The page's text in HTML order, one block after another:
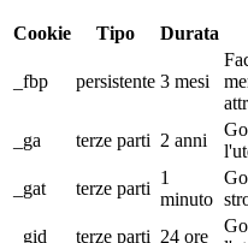
Cookie Tipo Durata
_fbp persistente 3 mesi
_ga
terze parti 2 anni
_gat
terze parti
1
minuto
_gid
terze parti 24 ore